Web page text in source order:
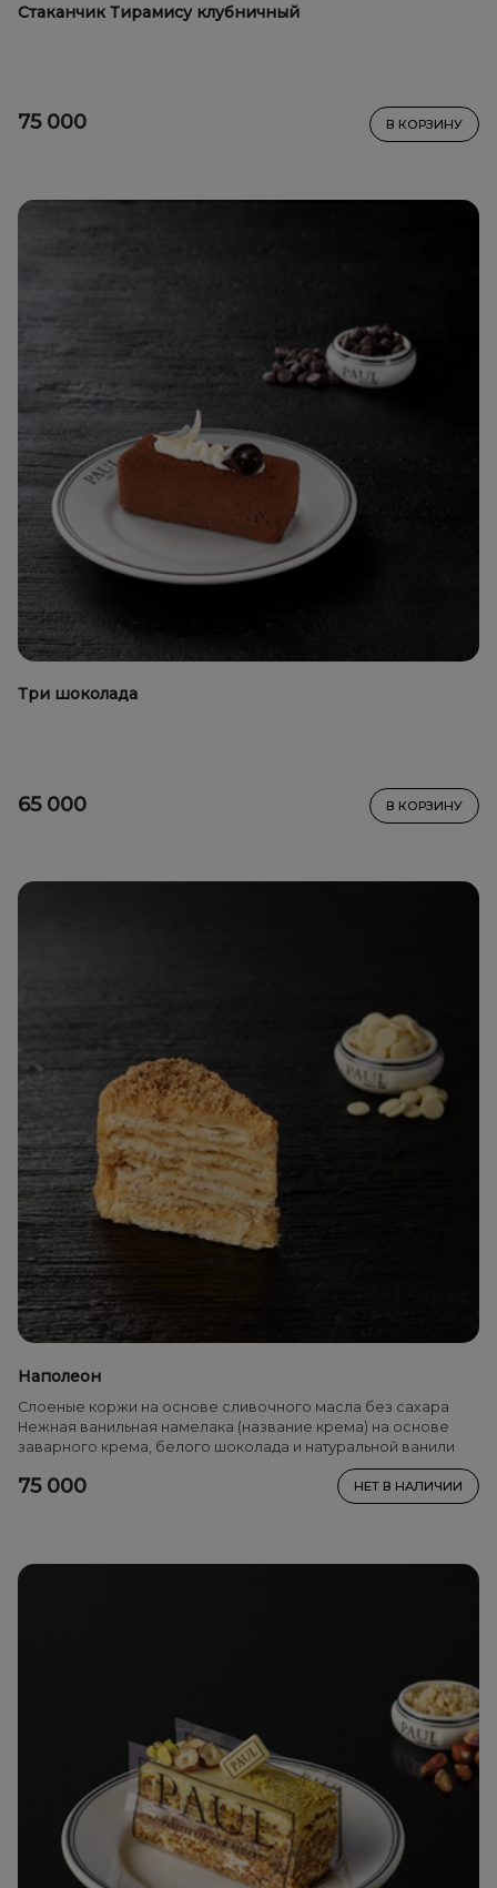
Стаканчик Тирамису клубничный
75 000 В КОРЗИНУ
Три шоколада
65 000 В КОРЗИНУ
Наполеон
Слоеные коржи на основе сливочного масла без сахара
Нежная ванильная намелака (название крема) на основе
заварного крема, белого шоколада и натуральной ванили
75 000 НЕТ В НАЛИЧИИ